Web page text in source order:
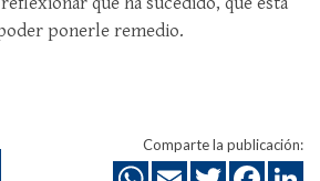
ponerle remedio.
Comparte la publicación: